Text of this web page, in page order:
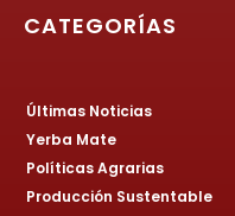
CATEGORÍAS
Últimas Noticias
Yerba Mate
Políticas Agrarias
Producción Sustentable